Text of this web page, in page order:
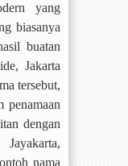
yang
biasanya
buatan
Jakarta
tersebut,
penamaan
dengan
nama